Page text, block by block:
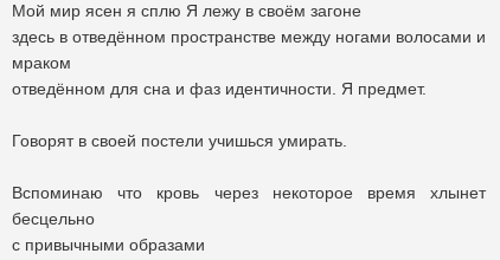
Мой мир ясен я сплю Я лежу в своём загоне
здесь в отведённом пространстве между ногами волосами и
мраком
отведённом для сна и фаз идентичности. Я предмет.
Говорят в своей постели учишься умирать.
Вспоминаю что кровь через некоторое время хлынет
бесцельно
с привычными образами